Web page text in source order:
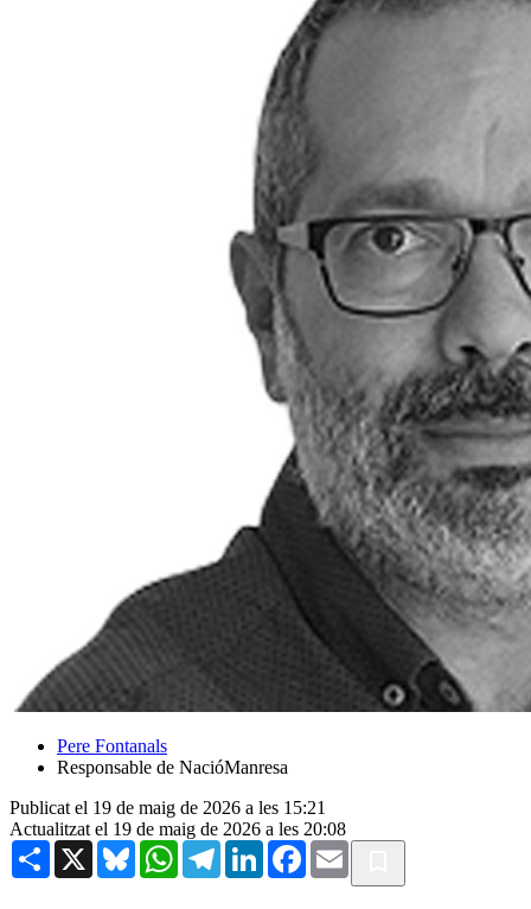
Pere Fontanals
Responsable de NacióManresa
Publicat el 19 de maig de 2026 a les 15:21
Actualitzat el 19 de maig de 2026 a les 20:08
Share X BlueskyWhatsAppTelegramLinkedInFacebook
Email